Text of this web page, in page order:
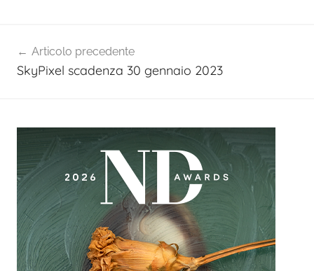
articoli
Articolo precedente
SkyPixel scadenza 30 gennaio 2023